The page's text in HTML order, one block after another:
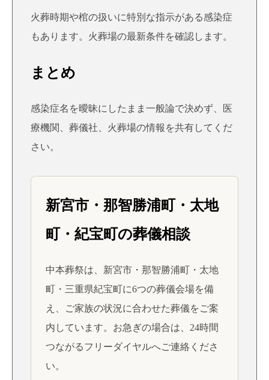
火葬時期や棺の扱いに特別な指示がある感染症
もあります。火葬場の最新条件を確認します。
まとめ
感染症名を曖昧にしたまま一般論で決めず、医
療機関、葬儀社、火葬場の情報を共有してくだ
さい。
新宮市・那智勝浦町・太地
町・紀宝町の葬儀相談
中本葬祭は、新宮市・那智勝浦町・太地
町・三重県紀宝町に6つの葬儀会場を備
え、ご家族の状況に合わせた葬儀をご案
内しています。お急ぎの場合は、24時間
つながるフリーダイヤルへご連絡くださ
い。